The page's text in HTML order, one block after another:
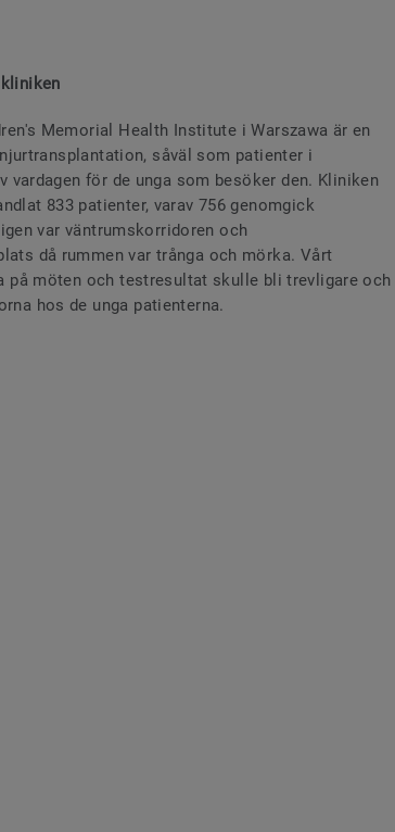
Memorial Health Institute i Warszawa är en
såväl som patienter i
vardagen för de unga som besöker den. Kliniken
833 patienter, varav 756 genomgick
var väntrumskorridoren och
då rummen var trånga och mörka. Vårt
på möten och testresultat skulle bli trevligare och
hos de unga patienterna.